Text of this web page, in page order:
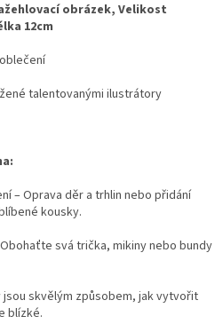
obrázek, Velikost
12cm
talentovanými ilustrátory
– Oprava děr a trhlin nebo přidání
kousky.
svá trička, mikiny nebo bundy
jsou skvělým způsobem, jak vytvořit
blízké.